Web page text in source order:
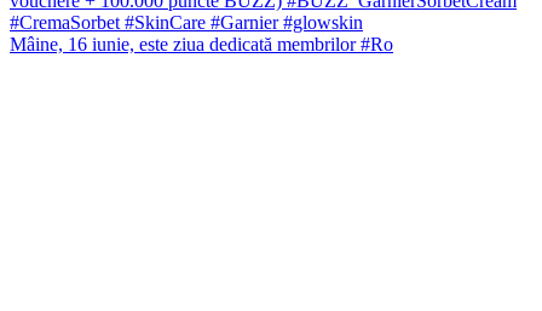
Mâine, 16 iunie, este ziua dedicată membrilor #Ro